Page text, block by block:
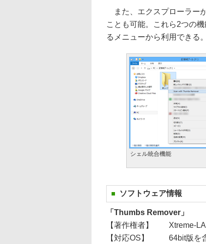
また、エクスプローラー
ことも可能。これら2つの
るメニューから利用できる。
シェル統合機能
ソフトウェア情報
「Thumbs Remover」
【著作権者】
Xtreme-
【対応OS】
64bit版を